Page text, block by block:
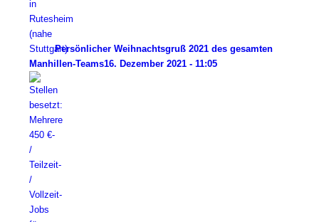
Persönlicher Weihnachtsgruß 2021 des gesamten
Manhillen-Teams16. Dezember 2021 - 11:05